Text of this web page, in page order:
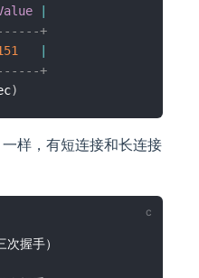
+
+
)
样，有短连接和长连接
握手）